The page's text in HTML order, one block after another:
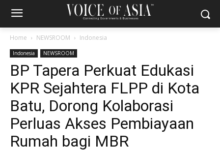
Home NEWSROOM Indonesia
Indonesia NEWSROOM
BP Tapera Perkuat Edukasi
KPR Sejahtera FLPP di Kota
Batu, Dorong Kolaborasi
Perluas Akses Pembiayaan
Rumah bagi MBR